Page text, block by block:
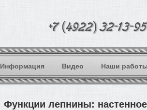
Информация Видео Наши работы
Функции лепнины: